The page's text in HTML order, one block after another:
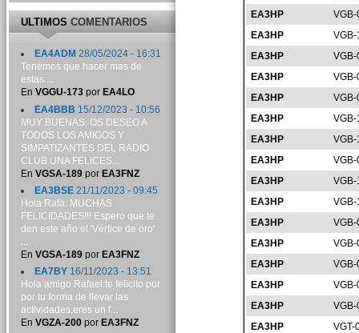
EA3HP
EA3HP
EA3HP
EA3HP
EA3HP
EA3HP
EA3HP
VGB-
EA3HP
EA3HP
EA3HP
EA3HP
EA3HP
EA3HP
EA3HP
EA3HP
EA3HP
VGT-
ULTIMOSCOMENTARIOS
EA4ADM 28/05/2024 - 16:31
Tenemos que hacer mas de
estas....
En VGGU-173por EA4LO
EA4BBB 15/12/2023 - 10:56
MUY BUENAS. OS DESEO A
TODOS LOS AMIGOS Y
SIMPATIZANTES DEL RADIO
CLUB UNA FELICES...
En VGSA-189por EA3FNZ
EA3BSE21/11/2023 - 09:45
Hola Rafa. MUCHAS
FELICIDADES!!! Espero que te
den este año el 'Vértice de oro'
...
En VGSA-189por EA3FNZ
EA7BY16/11/2023 - 13:51
Hola amigo Rafael:te felicito por
por tu forma de llevar las
actividades,eres un f...
En VGZA-200por EA3FNZ